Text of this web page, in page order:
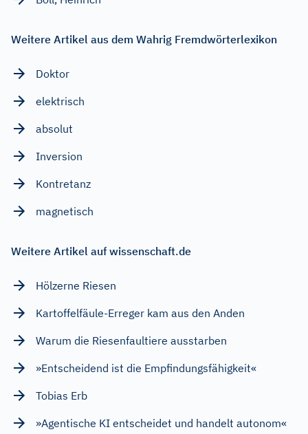
Weitere Artikel aus dem Wahrig Fremdwörterlexikon
Doktor
elektrisch
absolut
Inversion
Kontretanz
magnetisch
Weitere Artikel auf wissenschaft.de
Hölzerne Riesen
Kartoffelfäule-Erreger kam aus den Anden
Warum die Riesenfaultiere ausstarben
»Entscheidend ist die Empfindungsfähigkeit«
Tobias Erb
»Agentische KI entscheidet und handelt autonom«